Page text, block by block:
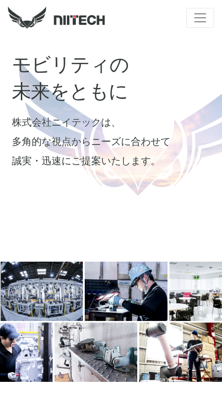
株
式
会
社
ッ
ク
｜
1937
年
モビリティの
未来をともに
株式会社ニイテックは、
多角的な視点からニーズに合わせて
誠実・迅速にご提案いたします。